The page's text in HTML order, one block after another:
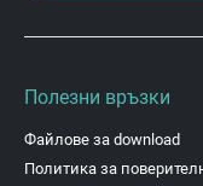
Полезни връзки
Файлове за download
Политика за